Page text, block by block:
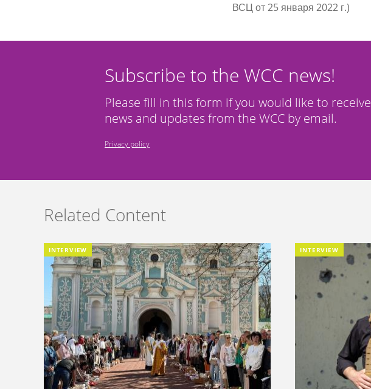
ВСЦ от 25 января 2022 г.)
Subscribe to the WCC news!
Please fill in this form if you would like to receive
news and updates from the WCC by email.
Privacy policy
Related Content
INTERVIEW INTERVIEW